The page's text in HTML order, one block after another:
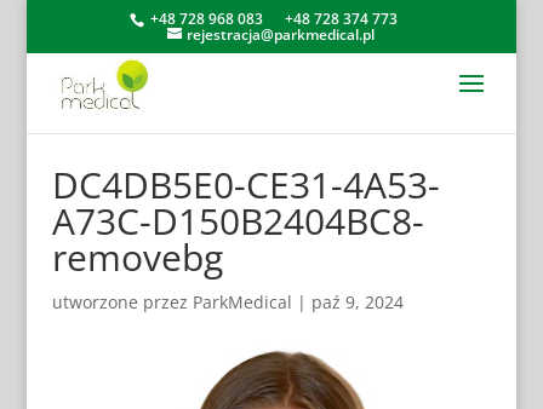
+48 728 968 083 +48 728 374 773
rejestracja@parkmedical.pl
DC4DB5E0-CE31-4A53-
A73C-D150B2404BC8-
removebg
utworzone przez ParkMedical | paź 9, 2024